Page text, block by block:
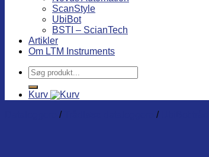
ScanStyle
UbiBot
BSTI – ScianTech
Artikler
Om LTM Instruments
Søg
efter:
Kurv
/ /